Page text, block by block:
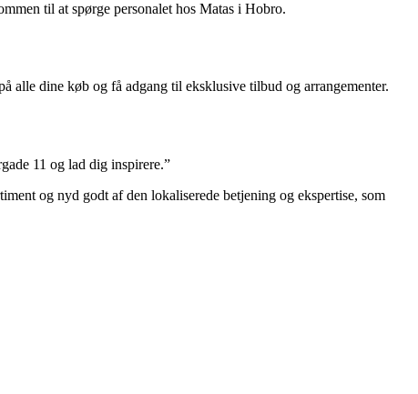
til at spørge personalet hos Matas i Hobro.
alle dine køb og få adgang til eksklusive tilbud og arrangementer.
11 og lad dig inspirere.”
og nyd godt af den lokaliserede betjening og ekspertise, som